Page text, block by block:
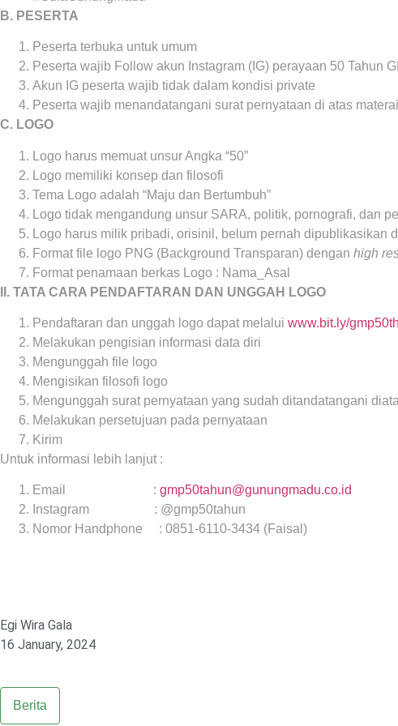
B. PESERTA
Peserta terbuka untuk umum
Peserta wajib Follow akun Instagram (IG) perayaan 50 Tahun
Akun IG peserta wajib tidak dalam kondisi private
Peserta wajib menandatangani surat pernyataan di atas
C. LOGO
Logo harus memuat unsur Angka “50”
Logo memiliki konsep dan filosofi
Tema Logo adalah “Maju dan Bertumbuh”
Logo tidak mengandung unsur SARA, politik, pornografi, dan
Logo harus milik pribadi, orisinil, belum pernah dipublikasikan
Format file logo PNG (Background Transparan) dengan high
Format penamaan berkas Logo : Nama_Asal
II. TATA CARA PENDAFTARAN DAN UNGGAH LOGO
Pendaftaran dan unggah logo dapat melalui www.bit.ly/
Melakukan pengisian informasi data diri
Mengunggah file logo
Mengisikan filosofi logo
Mengunggah surat pernyataan yang sudah ditandatangani
Melakukan persetujuan pada pernyataan
Kirim
Untuk informasi lebih lanjut :
Email : gmp50tahun@gunungmadu.co.id
Instagram : @gmp50tahun
Nomor Handphone : 0851-6110-3434 (Faisal)
Egi Wira Gala
16 January, 2024
Berita